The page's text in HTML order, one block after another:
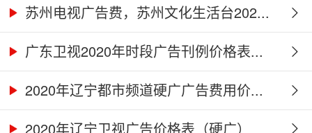
2...苏州电视广告费，苏州文化生活台202...
广东卫视2020年时段广告刊例价格表...
2020年辽宁都市频道硬广广告费用价...
2020年辽宁卫视广告价格表（硬广）